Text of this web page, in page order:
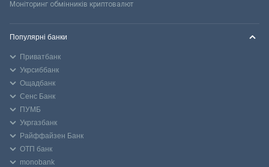
Моніторинг обмінників криптовалют
Популярні банки
Приватбанк
Укрсиббанк
Ощадбанк
Сенс Банк
ПУМБ
Укргазбанк
Райффайзен Банк
ОТП банк
monobank